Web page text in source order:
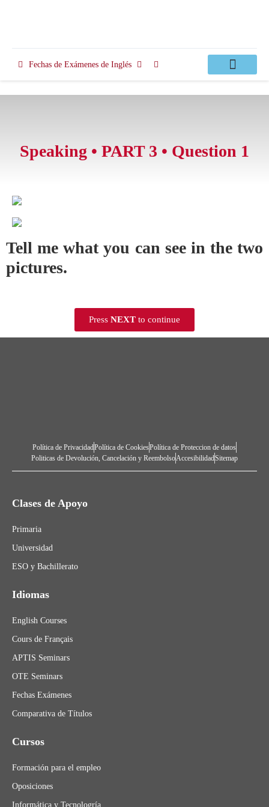
Fechas de Exámenes de Inglés
Speaking • PART 3 • Question 1
Tell me what you can see in the two
pictures.
Press NEXT to continue
Política de PrivacidadPolítica de CookiesPolítica de Proteccion de datos
Politicas de Devolución, Cancelación y ReembolsoAccesibilidadSitemap
Clases de Apoyo
Primaria
Universidad
ESO y Bachillerato
Idiomas
English Courses
Cours de Français
APTIS Seminars
OTE Seminars
Fechas Exámenes
Comparativa de Títulos
Cursos
Formación para el empleo
Oposiciones
Informática y Tecnologría